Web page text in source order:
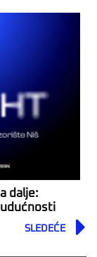
dalje:
SLEDEĆE